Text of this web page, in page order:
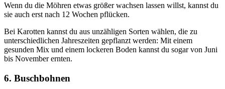
Wenn du die Möhren etwas größer wachsen lassen willst, kannst du
sie auch erst nach 12 Wochen pflücken.
Bei Karotten kannst du aus unzähligen Sorten wählen, die zu
unterschiedlichen Jahreszeiten gepflanzt werden: Mit einem
gesunden Mix und einem lockeren Boden kannst du sogar von Juni
bis November ernten.
6. Buschbohnen